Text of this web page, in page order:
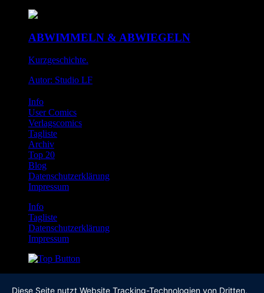
ABWIMMELN & ABWIEGELN
Kurzgeschichte.
Autor: Studio LF
Info
User Comics
Verlagscomics
Tagliste
Archiv
Top 20
Blog
Datenschutzerklärung
Impressum
Info
Tagliste
Datenschutzerklärung
Impressum
Diese Seite nutzt Website Tracking-Technologien von Dritten,